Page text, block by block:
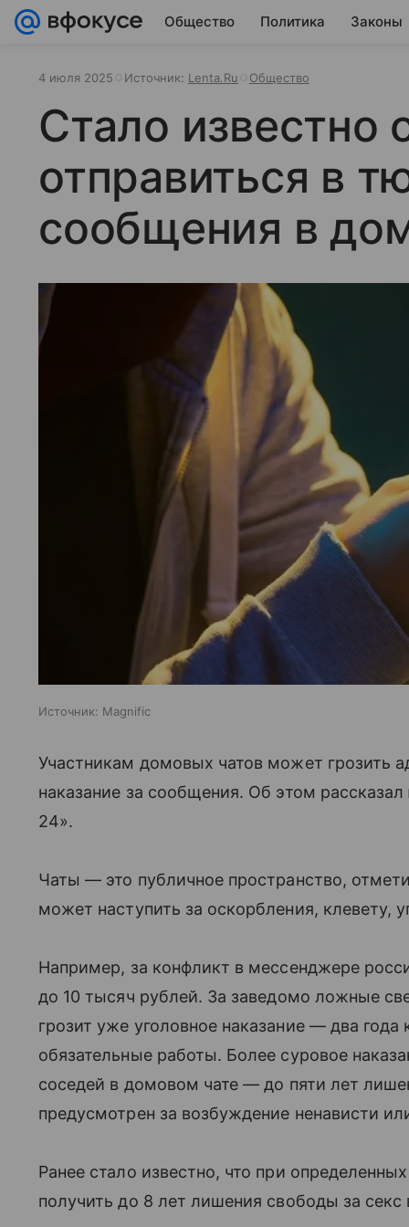
Общество Политика Законы
4 июля 2025 Источник: Lenta.Ru Общество
Стало известно
отправиться в
сообщения в
Источник: Magnific
Участникам домовых чатов может грозить
наказание за сообщения. Об этом
24».
Чаты — это публичное пространство,
может наступить за оскорбления, клевету,
Например, за конфликт в мессенджере
до 10 тысяч рублей. За заведомо ложные
грозит уже уголовное наказание — два
обязательные работы. Более суровое
соседей в домовом чате — до пяти лет
предусмотрен за возбуждение ненависти
Ранее стало известно, что при
получить до 8 лет лишения свободы за секс